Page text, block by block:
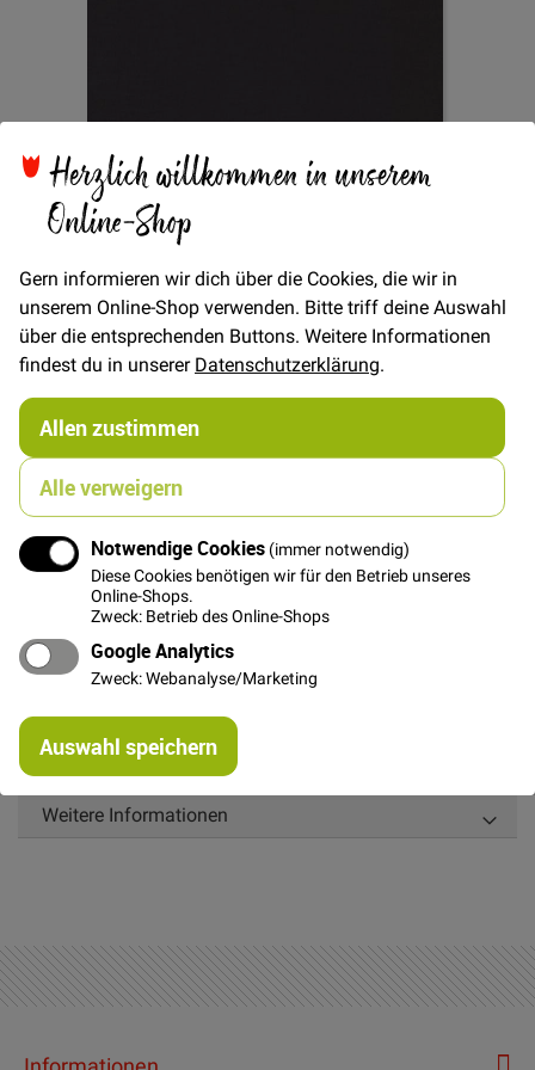
Herzlich willkommen in unserem
Online-Shop
Gern informieren wir dich über die Cookies, die wir in
unserem Online-Shop verwenden. Bitte triff deine Auswahl
über die entsprechenden Buttons. Weitere Informationen
findest du in unsererDatenschutzerklärung.
Allen zustimmen
Alle verweigern
Notwendige Cookies (immer notwendig)
Diese Cookies benötigen wir für den Betrieb unseres
Online-Shops.
Zweck: Betrieb des Online-Shops
Google Analytics
Zweck: Webanalyse/Marketing
Auswahl speichern
Zum
Anfang
Bildgalerie
Futterstoff Venezia -
Schwarz
VerfügbarkeitNicht lieferbar
13,00 €
Bitte benachrichtigt mich per E-Mail wenn der Artikel wieder
verfügbar ist
Details
Der Futterstoff Venezia ist antistatisch, sehr
hochwertiges Futter für Röcke, Jacken und Mäntel
Weitere Informationen